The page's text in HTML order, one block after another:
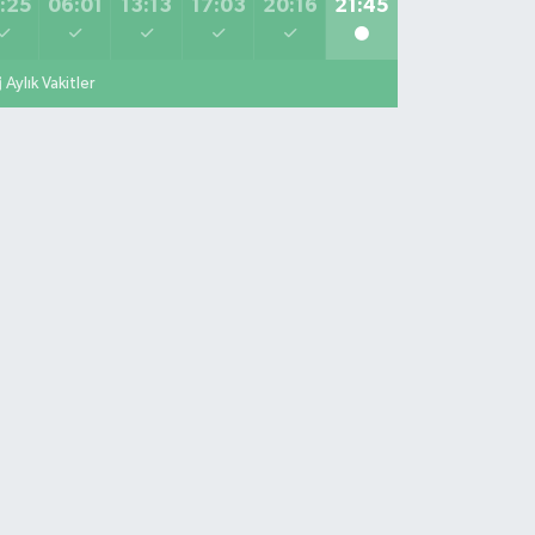
06:01 13:13 17:03 20:16 21:45
Aylık Vakitler